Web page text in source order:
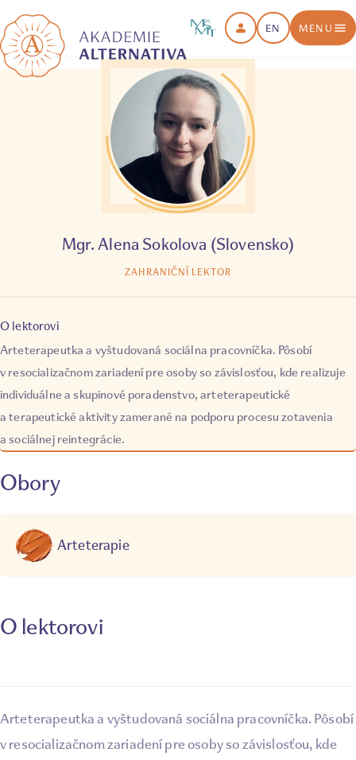
EN MENU
Mgr. Alena Sokolova (Slovensko)
ZAHRANIČNÍ LEKTOR
O lektorovi
Arteterapeutka a vyštudovaná sociálna pracovníčka. Pôsobí
v resocializačnom zariadení pre osoby so závislosťou, kde realizuje
individuálne a skupinové poradenstvo, arteterapeutické
a terapeutické aktivity zamerané na podporu procesu zotavenia
a sociálnej reintegrácie.
Obory
Arteterapie
O lektorovi
Arteterapeutka a vyštudovaná sociálna pracovníčka. Pôsobí
v resocializačnom zariadení pre osoby so závislosťou, kde